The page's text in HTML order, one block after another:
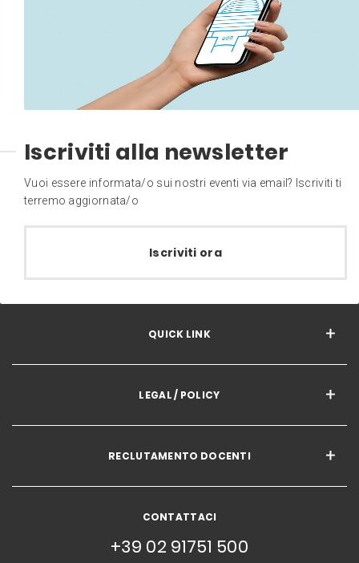
Iscriviti alla newsletter
Vuoi essere informata/o sui nostri eventi via email? Iscriviti ti
terremo aggiornata/o
Iscriviti ora
QUICK LINK
LEGAL / POLICY
RECLUTAMENTO DOCENTI
CONTATTACI
+39 02 91751 500